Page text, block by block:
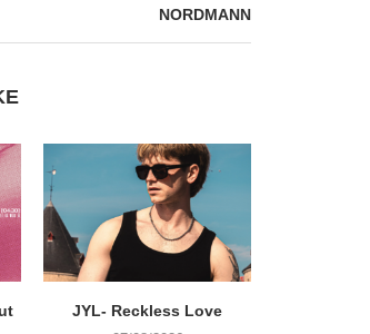
NORDMANN
JYL- Reckless Love